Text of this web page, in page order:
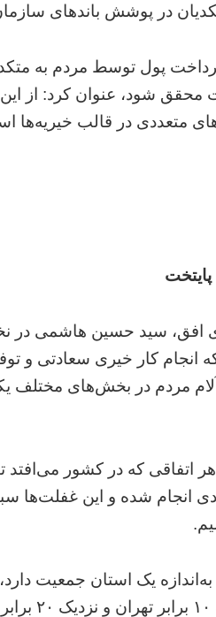
در پوشش باندهای
پرداخت پول توسط مردم به
محقق شود، عنوان کرد: از
متعددی در قالب خیریه‌ها
افق، سید حسین هاشمی در
انجام کار خیری سعادتی
مردم در بخش‌های مختلف
هر اتفاقی که در کشور
انجام شده و این غفلت‌ها